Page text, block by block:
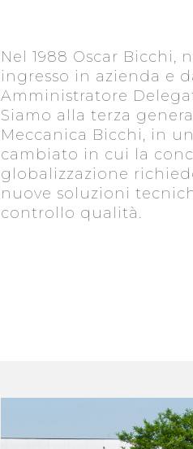
Nel 1988 Oscar
ingresso in azienda e
Amministratore
Siamo alla terza
Meccanica Bicchi, in
cambiato in cui la
globalizzazione
nuove soluzioni
controllo qualità.